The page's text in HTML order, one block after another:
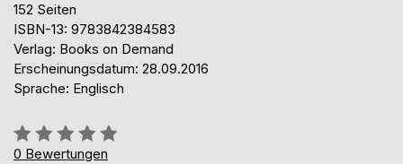
152 Seiten
ISBN-13: 9783842384583
Verlag: Books on Demand
Erscheinungsdatum: 28.09.2016
Sprache: Englisch
Bewertung::
0%
0 Bewertungen